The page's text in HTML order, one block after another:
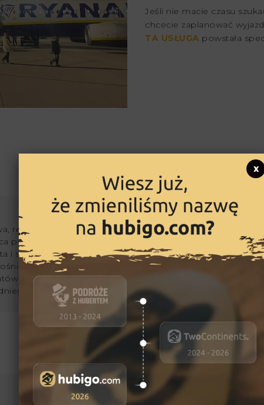
Jeśli nie macie czasu
chcecie zaplanować
TA USŁUGA powstała
reportażysta i podróżnik.
podcastów i copywritter.
i szukać historii ludzi
Wietnamu,
Arabskich i państw
x